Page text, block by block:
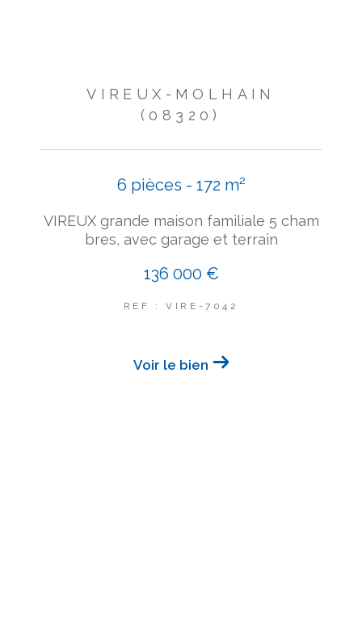
VIREUX-MOLHAIN
(08320)
6 pièces - 172 m²
VIREUX grande maison familiale 5 cham
bres, avec garage et terrain
136 000 €
REF : VIRE-7042
Voir le bien